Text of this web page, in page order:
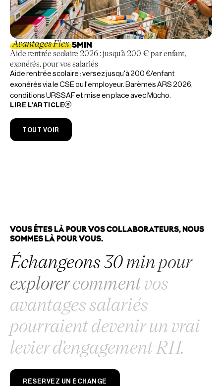
Avantages Flex 5MIN
Aide rentrée scolaire 2026 : jusqu'à 200 € par enfant,
exonérés, pour vos salariés
Aide rentrée scolaire : versez jusqu'à 200 €/enfant
exonérés via le CSE ou l'employeur. Barèmes ARS 2026,
conditions URSSAF et mise en place avec Mūcho.
LIRE L'ARTICLE
TOUT VOIR
VOUS ÊTES LÀ POUR VOS COLLABORATEURS, NOUS
SOMMES LÀ POUR VOUS.
Échangeons30minpour
explorercommentvos
avantagessalariés
pourraientdevenirunvrai
levierd’engagementRH.
RÉSERVEZ UN ÉCHANGE